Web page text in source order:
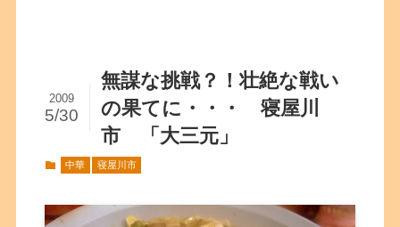
無謀な挑戦？！壮絶な戦い
の果てに・・・ 寝屋川
市 「大三元」
2009
5/30
中華 寝屋川市